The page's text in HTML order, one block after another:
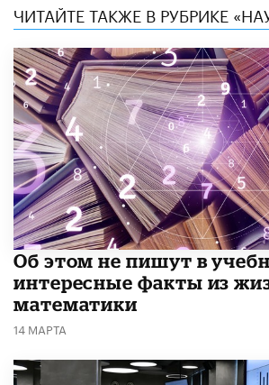
ЧИТАЙТЕ ТАКЖЕ В РУБРИКЕ
Об этом не пишут в
интересные факты из
математики
14 МАРТА